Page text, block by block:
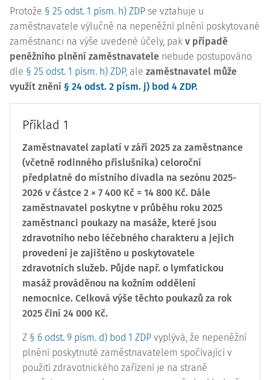
Protože § 25 odst. 1 písm. h) ZDP se vztahuje u
zaměstnavatele výlučně na nepeněžní plnění poskytované
zaměstnanci na výše uvedené účely, pak v případě
peněžního plnění zaměstnavatele nebude postupováno
dle § 25 odst. 1 písm. h) ZDP, ale zaměstnavatel může
využít znění § 24 odst. 2 písm. j) bod 4 ZDP.
Příklad 1
Zaměstnavatel zaplatí v září 2025 za zaměstnance
(včetně rodinného příslušníka) celoroční
předplatné do místního divadla na sezónu 2025-
2026 v částce 2 × 7 400 Kč = 14 800 Kč. Dále
zaměstnavatel poskytne v průběhu roku 2025
zaměstnanci poukazy na masáže, které jsou
zdravotního nebo léčebného charakteru a jejich
provedení je zajištěno u poskytovatele
zdravotních služeb. Půjde např. o lymfatickou
masáž prováděnou na kožním oddělení
nemocnice. Celková výše těchto poukazů za rok
2025 činí 24 000 Kč.
Z § 6 odst. 9 písm. d) bod 1 ZDP vyplývá, že nepeněžní
plnění poskytnuté zaměstnavatelem spočívající v
použití zdravotnického zařízení je na straně